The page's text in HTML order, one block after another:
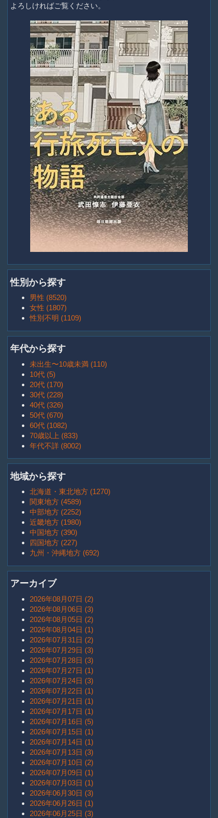
よろしければご覧ください。
性別から探す
男性 (8520)
女性 (1807)
性別不明 (1109)
年代から探す
未出生〜10歳未満 (110)
10代 (5)
20代 (170)
30代 (228)
40代 (326)
50代 (670)
60代 (1082)
70歳以上 (833)
年代不詳 (8002)
地域から探す
北海道・東北地方 (1270)
関東地方 (4589)
中部地方 (2252)
近畿地方 (1980)
中国地方 (390)
四国地方 (227)
九州・沖縄地方 (692)
アーカイブ
2026年08月07日 (2)
2026年08月06日 (3)
2026年08月05日 (2)
2026年08月04日 (1)
2026年07月31日 (2)
2026年07月29日 (3)
2026年07月28日 (3)
2026年07月27日 (1)
2026年07月24日 (3)
2026年07月22日 (1)
2026年07月21日 (1)
2026年07月17日 (1)
2026年07月16日 (5)
2026年07月15日 (1)
2026年07月14日 (1)
2026年07月13日 (3)
2026年07月10日 (2)
2026年07月09日 (1)
2026年07月03日 (1)
2026年06月30日 (3)
2026年06月26日 (1)
2026年06月25日 (3)